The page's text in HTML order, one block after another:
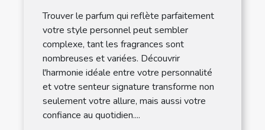
Trouver le parfum qui reflète parfaitement
votre style personnel peut sembler
complexe, tant les fragrances sont
nombreuses et variées. Découvrir
l'harmonie idéale entre votre personnalité
et votre senteur signature transforme non
seulement votre allure, mais aussi votre
confiance au quotidien....